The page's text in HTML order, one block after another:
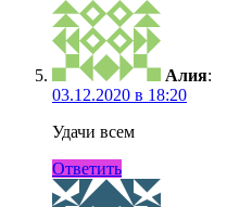
Алия:
03.12.2020 в 18:20
Удачи всем
Ответить